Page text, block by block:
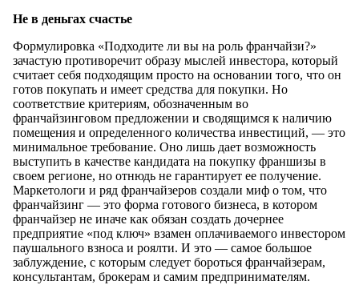
Не в деньгах счастье
Формулировка «Подходите ли вы на роль франчайзи?»
зачастую противоречит образу мыслей инвестора, который
считает себя подходящим просто на основании того, что он
готов покупать и имеет средства для покупки. Но
соответствие критериям, обозначенным во
франчайзинговом предложении и сводящимся к наличию
помещения и определенного количества инвестиций, — это
минимальное требование. Оно лишь дает возможность
выступить в качестве кандидата на покупку франшизы в
своем регионе, но отнюдь не гарантирует ее получение.
Маркетологи и ряд франчайзеров создали миф о том, что
франчайзинг — это форма готового бизнеса, в котором
франчайзер не иначе как обязан создать дочернее
предприятие «под ключ» взамен оплачиваемого инвестором
паушального взноса и роялти. И это — самое большое
заблуждение, с которым следует бороться франчайзерам,
консультантам, брокерам и самим предпринимателям.